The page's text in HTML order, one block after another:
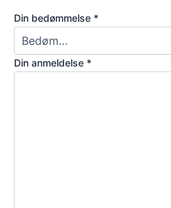
Din bedømmelse *
Din anmeldelse *